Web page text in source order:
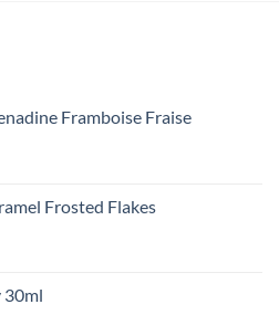
Framboise Fraise
Frosted Flakes
30ml